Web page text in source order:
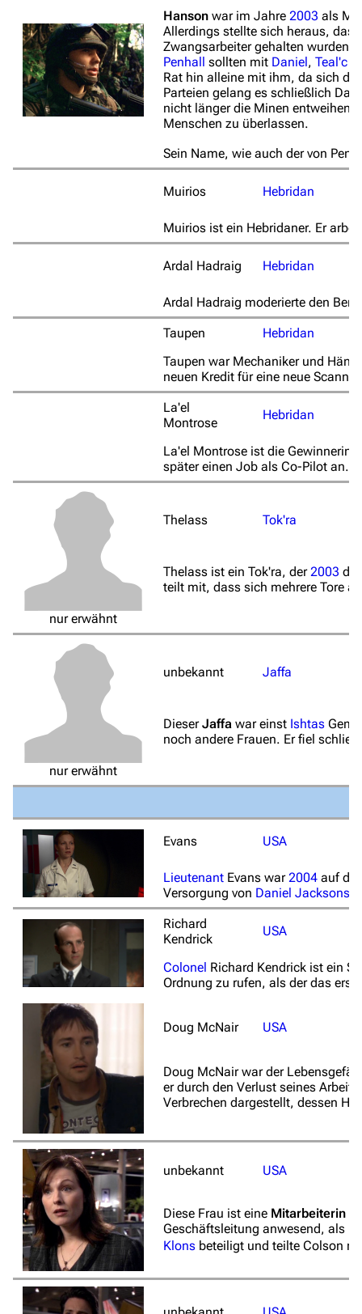
3639 2133 346.444
Navigation
Hauptseite
Von A bis Z
Zufälliger Artikel
Spezialseiten
Datei hochladen
Filme und Serien
Überblick
Stargate Atlantis
Stargate Origins
Stargate Infinity
Stargate-Romane
Das Stargate-Universum
Personen
Völker
Orte
Objekte
Zeitleiste
Fanprojekte
Kommerzielles
Mitmachen
Hilfe
Autorenportal
Hanson war im Jahre 2003 als
Allerdings stellte sich heraus,
Zwangsarbeiter gehalten wurden.
Penhall sollten mit Daniel, Teal'c
Rat hin alleine mit ihm, da sich
Parteien gelang es schließlich
nicht länger die Minen entweihen,
Menschen zu überlassen.
Sein Name, wie auch der von
Muirios Hebridan
Muirios ist ein Hebridaner. Er
Ardal Hadraig Hebridan
Ardal Hadraig moderierte den
Taupen
Hebridan
Taupen war Mechaniker und
neuen Kredit für eine neue
La'el
Montrose
Hebridan
La'el Montrose ist die Gewinnerin
später einen Job als Co-Pilot an.
nur erwähnt
Thelass Tok'ra
Thelass ist ein Tok'ra, der2003
teilt mit, dass sich mehrere Tore
nur erwähnt
unbekannt Jaffa
DieserJaffa war einst Ishtas
noch andere Frauen. Er fiel
Evans USA
Lieutenant Evans war2004 auf
Versorgung von Daniel Jacksons
Richard
Kendrick
USA
Colonel Richard Kendrick ist ein
Ordnung zu rufen, als der das
Doug McNair USA
Doug McNair war der
er durch den Verlust seines
Verbrechen dargestellt, dessen
unbekannt USA
Diese Frau ist eine Mitarbeiterin
Geschäftsleitung anwesend, als
Klons beteiligt und teilte Colson